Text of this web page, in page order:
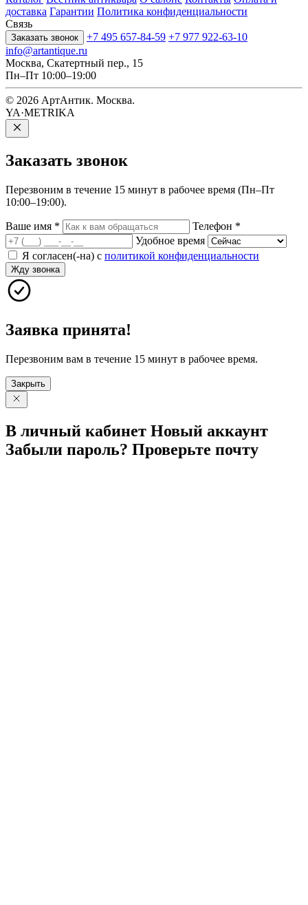
доставка Гарантии Политика конфиденциальности
Связь
Заказать звонок +7 495 657-84-59 +7 977 922-63-10
info@artantique.ru
Москва, Скатертный пер., 15
Пн–Пт 10:00–19:00
© 2026 АртАнтик. Москва.
YA·METRIKA
Заказать звонок
Перезвоним в течение 15 минут в рабочее время (Пн–Пт
10:00–19:00).
Ваше имя * Телефон *
Удобное время
Я согласен(-на) с политикой конфиденциальности
Жду звонка
Заявка принята!
Перезвоним вам в течение 15 минут в рабочее время.
Закрыть
В личный кабинет Новый аккаунт
Забыли пароль? Проверьте почту